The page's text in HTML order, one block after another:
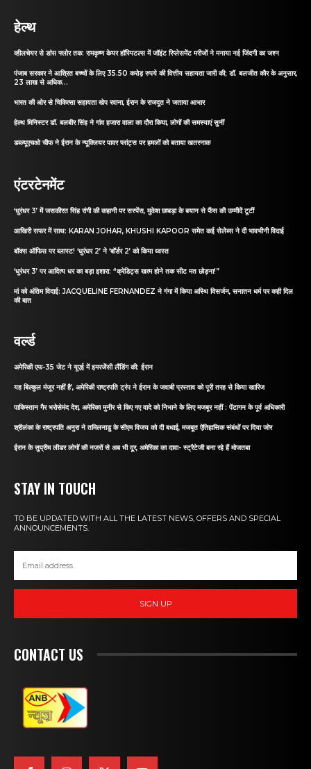
हेल्थ
व्हीलचेयर से डांस फ्लोर तक: रामकृष्ण केयर हॉस्पिटल्स में जॉइंट रिप्लेसमेंट मरीजों ने मनाया नई जिंदगी का जश्न
पंजाब सरकार ने आश्रित बच्चों के लिए 35.50 करोड़ रुपये की वित्तीय सहायता जारी की; डॉ. बलजीत कौर के अनुसार,
23 लाख से अधिक...
भारत की ओर से चिकित्सा सहायता खेप रवाना, ईरान के राजदूत ने जताया आभार
हेल्थ मिनिस्टर डॉ. बलबीर सिंह ने गांव हजारा वाला का दौरा किया, लोगों की समस्याएं सुनीं
डब्ल्यूएचओ चीफ ने ईरान के न्यूक्लियर पावर प्लांट्स पर हमलों को बताया खतरनाक
एंटरटेनमेंट
‘धुरंधर 3’ में जसकीरत सिंह रांगी की कहानी पर सस्पेंस, मुकेश छाबड़ा के बयान से फैंस की उम्मीदें टूटीं
आखिरी सफर में साथ: KARAN JOHAR, KHUSHI KAPOOR समेत कई सेलेब्स ने दी भावभीनी विदाई
बॉक्स ऑफिस पर ब्लास्ट! ‘धुरंधर 2’ ने ‘बॉर्डर 2’ को किया ध्वस्त
‘धुरंधर 3’ पर आदित्य धर का बड़ा इशारा: “क्रेडिट्स खत्म होने तक सीट मत छोड़ना!”
मां को अंतिम विदाई: JACQUELINE FERNANDEZ ने गंगा में किया अस्थि विसर्जन, सनातन धर्म पर कही दिल
की बात
वर्ल्ड
अमेरिकी एफ-35 जेट ने यूएई में इमरजेंसी लैंडिंग की: ईरान
यह बिल्कुल मंजूर नहीं है’, अमेरिकी राष्ट्रपति ट्रंप ने ईरान के जवाबी प्रस्ताव को पूरी तरह से किया खारिज
पाकिस्तान गैर भरोसेमंद देश, अमेरिका मुनीर से किए गए वादे को निभाने के लिए मजबूर नहीं : पेंटागन के पूर्व अधिकारी
श्रीलंका के राष्ट्रपति अनुरा ने तमिलनाडु के सीएम विजय को दी बधाई, मजबूत ऐतिहासिक संबंधों पर दिया जोर
ईरान के सुप्रीम लीडर लोगों की नजरों से अब भी दूर, अमेरिका का दावा- स्ट्रैटेजी बना रहे हैं मोजतबा
STAY IN TOUCH
TO BE UPDATED WITH ALL THE LATEST NEWS, OFFERS AND SPECIAL
ANNOUNCEMENTS.
SIGN UP
CONTACT US